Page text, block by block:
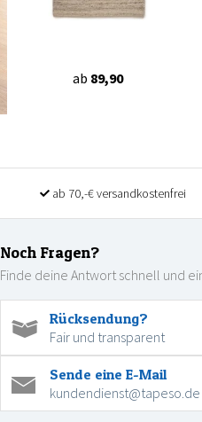
ab 89,90
ab 70,-€ versandkostenfrei
Noch Fragen?
Finde deine Antwort schnell und
Rücksendung?
Fair und transparent
Sende eine E-Mail
kundendienst@tapeso.de